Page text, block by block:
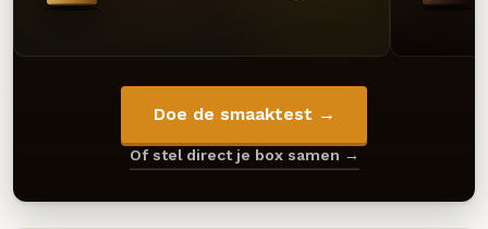
Doe de smaaktest →
Of stel direct je box samen →